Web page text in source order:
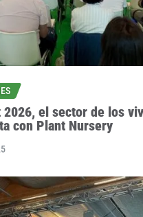
2026, el sector de los
con Plant Nursery